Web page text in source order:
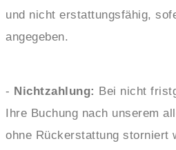
und nicht erstattungsfähig,
angegeben.
- Nichtzahlung: Bei nicht
Ihre Buchung nach unserem
ohne Rückerstattung storniert